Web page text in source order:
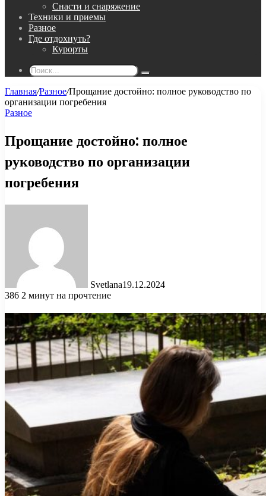
Снасти и снаряжение
Техники и приемы
Разное
Где отдохнуть?
Курорты
Поиск...
Главная/Разное/Прощание достойно: полное руководство по
организации погребения
Разное
Прощание достойно: полное
руководство по организации
погребения
Svetlana19.12.2024
386 2 минут на прочтение